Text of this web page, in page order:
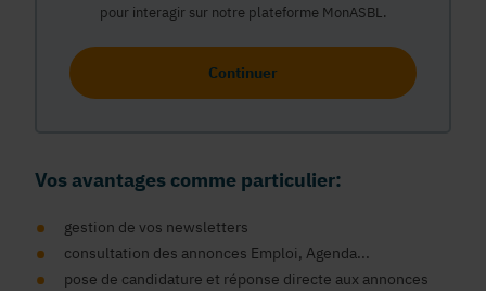
pour interagir sur notre plateforme MonASBL.
Continuer
Vos avantages comme particulier:
gestion de vos newsletters
consultation des annonces Emploi, Agenda...
pose de candidature et réponse directe aux annonces